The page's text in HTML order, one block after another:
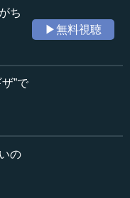
多様な刺激を入れ
くかに関する話に
の「もう少しがんば
う岩盤の話は、伸び
かしいな。前だった
せたはずなんだけ
というスランプにな
ち
▶無料視聴
”で
の